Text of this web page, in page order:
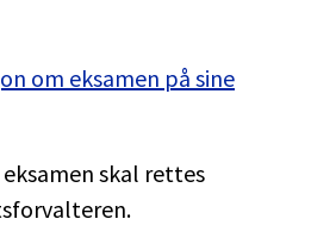
om eksamen på sine
skal rettes